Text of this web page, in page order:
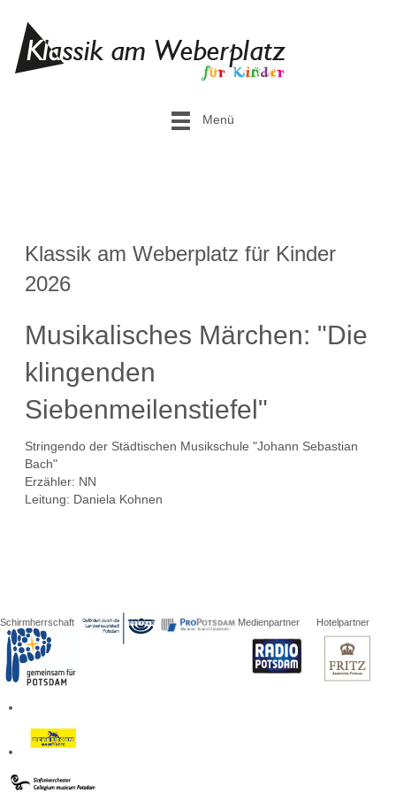
Menü
Klassik am Weberplatz für Kinder
2026
Musikalisches Märchen: "Die
klingenden
Siebenmeilenstiefel"
Stringendo der Städtischen Musikschule "Johann Sebastian
Bach"
Erzähler: NN
Leitung: Daniela Kohnen
Schirmherrschaft Medienpartner Hotelpartner